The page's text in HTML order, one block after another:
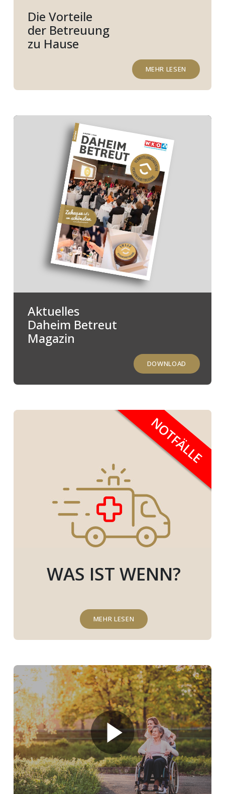
Die Vorteile
der Betreuung
zu Hause
MEHR LESEN
Aktuelles
Daheim Betreut
Magazin
DOWNLOAD
NOTFÄLLE
WAS IST WENN?
MEHR LESEN